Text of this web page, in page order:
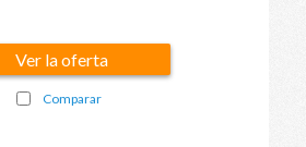
Ver la oferta
Comparar